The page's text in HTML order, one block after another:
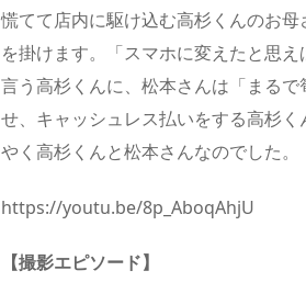
慌てて店内に駆け込む高杉くんのお
を掛けます。「スマホに変えたと思
言う高杉くんに、松本さんは「まる
せ、キャッシュレス払いをする高杉
やく高杉くんと松本さんなのでした。
https://youtu.be/8p_AboqAhjU
【撮影エピソード】